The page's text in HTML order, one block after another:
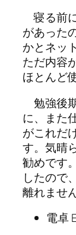
寝る前
があった
かとネッ
ただ内容
ほとんど
勉強後
に、また
がこれだ
す。気晴
勧めです
したので
離れませ
電卓